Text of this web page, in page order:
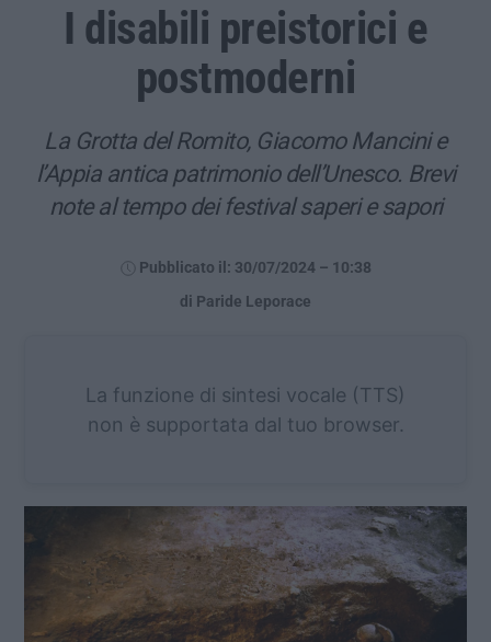
I disabili preistorici e
postmoderni
La Grotta del Romito, Giacomo Mancini e
l’Appia antica patrimonio dell’Unesco. Brevi
note al tempo dei festival saperi e sapori
Pubblicato il: 30/07/2024 – 10:38
di Paride Leporace
La funzione di sintesi vocale (TTS)
non è supportata dal tuo browser.